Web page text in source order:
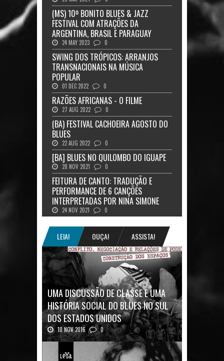
(MS) 10º BONITO BLUES & JAZZ
FESTIVAL COM ATRAÇÕES DA
ARGENTINA, BRASIL E PARAGUAY
24 MAY 2023 0
SWING DOS TRÓPICOS: ARRANJOS
TRANSNACIONAIS NA MÚSICA
POPULAR
01 DEC 2022 0
RAZÕES AFRICANAS - O FILME
27 AUG 2022 0
(BA) FESTIVAL CACHOEIRA AGOSTO DO
BLUES
22 AUG 2022 0
[BA] BLUES NO QUILOMBO DO IGUAPE
28 NOV 2021 0
FEITURA DE CANTO: TRADUÇÃO E
PERFORMANCE DE 6 CANÇÕES
INTERPRETADAS POR NINA SIMONE
24 NOV 2021 0
LEIA! OUÇA! ASSISTA!
UMA DISCUSSÃO DE CLASSE E UMA
HISTÓRIA SOCIAL DO BLUES NO SUL
DOS ESTADOS UNIDOS
10 NOV 2016 0
Mais uma ótima oportunidade de se